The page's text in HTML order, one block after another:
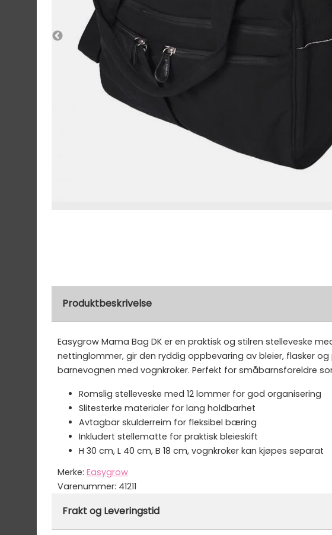
Produktbeskrivelse
Easygrow Mama Bag DK er en praktisk og stilren stelleveske
nettinglommer, gir den ryddig oppbevaring av bleier, flasker
barnevognen med vognkroker. Perfekt for småbarnsforeldre
Romslig stelleveske med 12 lommer for god organisering
Slitesterke materialer for lang holdbarhet
Avtagbar skulderreim for fleksibel bæring
Inkludert stellematte for praktisk bleieskift
H 30 cm, L 40 cm, B 18 cm, vognkroker kan kjøpes separat
Merke: Easygrow
Varenummer: 41211
Frakt og Leveringstid